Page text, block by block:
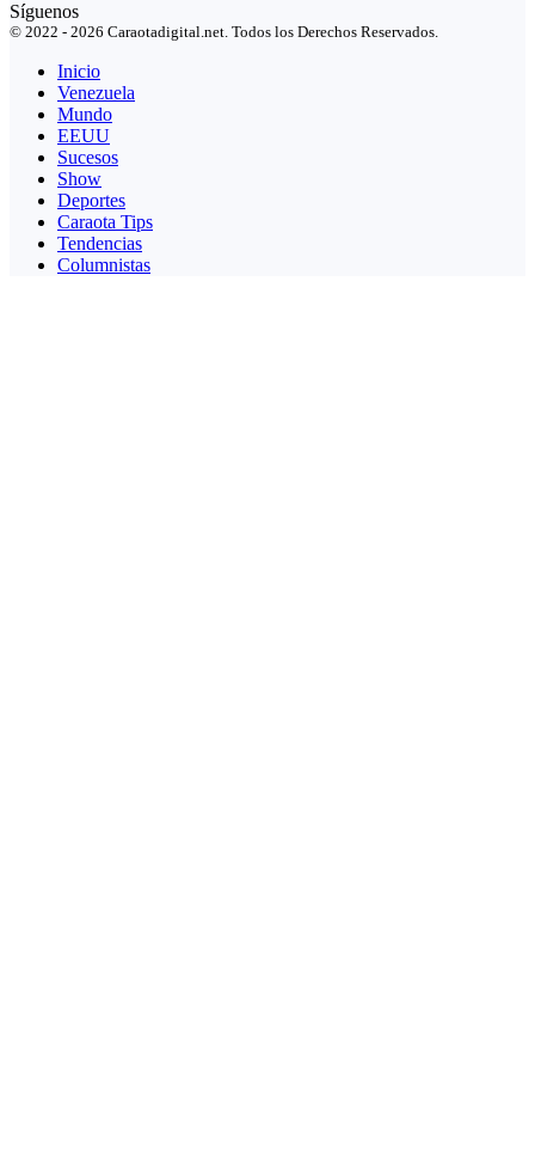
Síguenos
© 2022 - 2026 Caraotadigital.net. Todos los Derechos Reservados.
Inicio
Venezuela
Mundo
EEUU
Sucesos
Show
Deportes
Caraota Tips
Tendencias
Columnistas